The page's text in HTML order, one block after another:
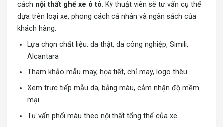
cách nội thất ghế xe ô tô. Kỹ thuật viên sẽ tư vấn cụ thể
dựa trên loại xe, phong cách cá nhân và ngân sách của
khách hàng.
Lựa chọn chất liệu: da thật, da công nghiệp, Simili,
Alcantara
Tham khảo mẫu may, họa tiết, chỉ may, logo thêu
Xem trực tiếp mẫu da, bảng màu, cảm nhận độ mềm
mại
Tư vấn phối màu theo nội thất tổng thể của xe